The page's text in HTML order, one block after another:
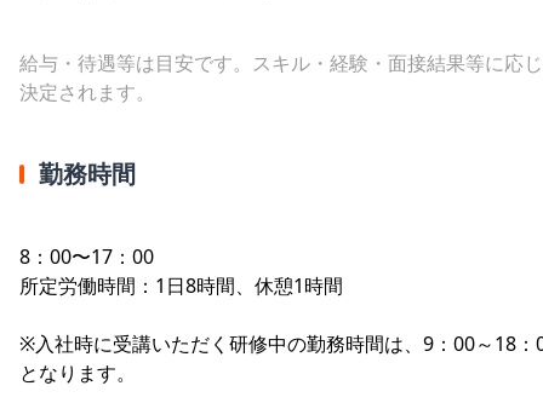
給与・待遇等は目安です。スキル・経験・面接結果等に応
決定されます。
勤務時間
8：00〜17：00
所定労働時間：1日8時間、休憩1時間
※入社時に受講いただく研修中の勤務時間は、9：00～18：
となります。